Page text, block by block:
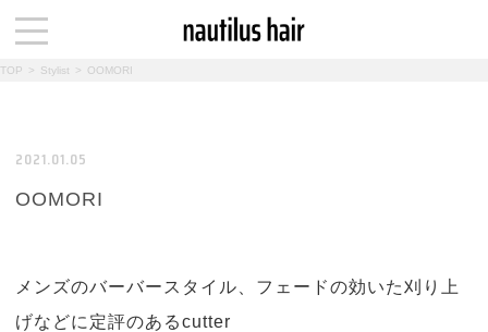
TOP > Stylist > OOMORI
2021.01.05
OOMORI
メンズのバーバースタイル、フェードの効いた刈り上
げなどに定評のあるcutter